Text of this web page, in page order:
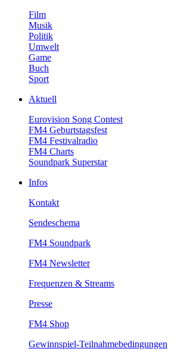
Film
Musik
Politik
Umwelt
Game
Buch
Sport
Aktuell
EurovisionSongContest
FM4Geburtstagsfest
FM4Festivalradio
FM4Charts
SoundparkSuperstar
Infos
Kontakt
Sendeschema
FM4Soundpark
FM4Newsletter
Frequenzen&Streams
Presse
FM4Shop
Gewinnspiel-Teilnahmebedingungen